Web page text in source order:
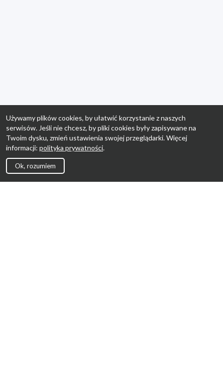
Używamy plików cookies, by ułatwić korzystanie z naszych
serwisów. Jeśli nie chcesz, by pliki cookies były zapisywane na
Twoim dysku, zmień ustawienia swojej przeglądarki. Więcej
informacji: polityka prywatności.
Ok, rozumiem